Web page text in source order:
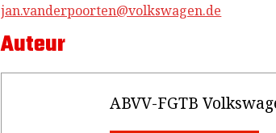
jan.vanderpoorten@volkswagen.de
Auteur
ABVV-FGTB